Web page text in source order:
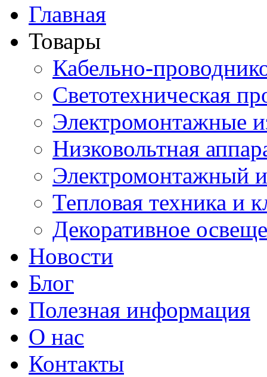
Главная
Товары
Кабельно-
Светотехническая
Электромонтажные
Низковольтная
Электромонтажный
Тепловая техника и
Декоративное
Новости
Блог
Полезная информация
О нас
Контакты